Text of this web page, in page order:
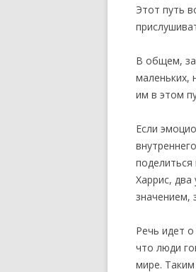
Этот путь
В общем,
маленьких,
им в этом
Если
Харрис,
значением,
Речь идет
что люди
мире.